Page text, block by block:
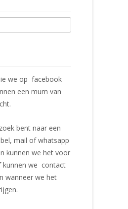
we op facebook
een mum van
bent naar een
mail of whatsapp
kunnen we het voor
kunnen we contact
wanneer we het